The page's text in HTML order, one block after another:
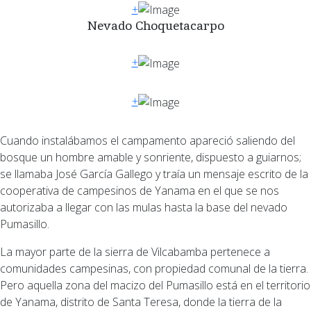
+
Nevado Choquetacarpo
+
+
Cuando instalábamos el campamento apareció saliendo del
bosque un hombre amable y sonriente, dispuesto a guiarnos;
se llamaba José García Gallego y traía un mensaje escrito de la
cooperativa de campesinos de Yanama en el que se nos
autorizaba a llegar con las mulas hasta la base del nevado
Pumasillo.
La mayor parte de la sierra de Vilcabamba pertenece a
comunidades campesinas, con propiedad comunal de la tierra.
Pero aquella zona del macizo del Pumasillo está en el territorio
de Yanama, distrito de Santa Teresa, donde la tierra de la